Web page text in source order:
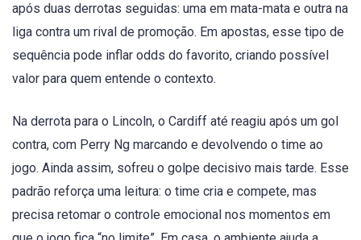
após duas derrotas seguidas: uma em mata-mata e outra na
liga contra um rival de promoção. Em apostas, esse tipo de
sequência pode inflar odds do favorito, criando possível
valor para quem entende o contexto.
Na derrota para o Lincoln, o Cardiff até reagiu após um gol
contra, com Perry Ng marcando e devolvendo o time ao
jogo. Ainda assim, sofreu o golpe decisivo mais tarde. Esse
padrão reforça uma leitura: o time cria e compete, mas
precisa retomar o controle emocional nos momentos em